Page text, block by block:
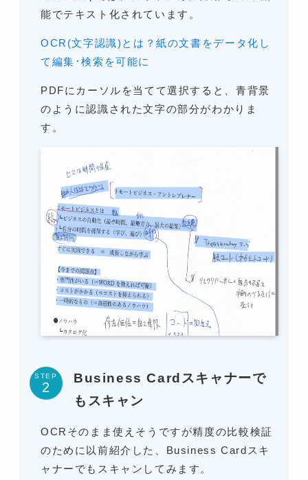
能でテキスト化されています。
OCR(文字認識)とは？紙の文書をデータ化し
て編集･検索を可能に
PDFにカーソルを当てて選択すると、青背景
のように認識された文字の部分がわかりま
す。
STEP
Business Cardスキャナーで
もスキャン
OCRそのまま使えそうですが精度の比較検証
のために以前紹介した、Business Cardスキ
ャナーでもスキャンしてみます。